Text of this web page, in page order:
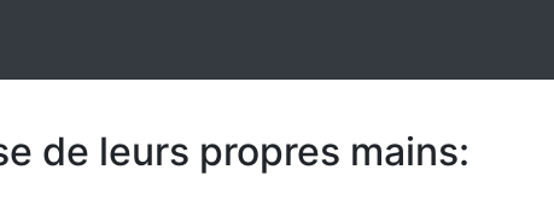
de leurs propres mains: